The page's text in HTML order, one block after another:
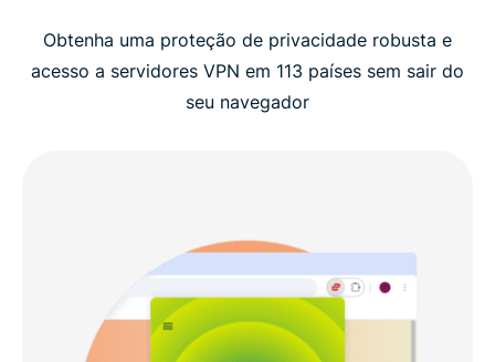
Obtenha uma proteção de privacidade robusta e
acesso a servidores VPN em 113 países sem sair do
seu navegador